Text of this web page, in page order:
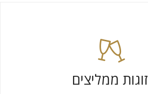
זוגות ממליצים